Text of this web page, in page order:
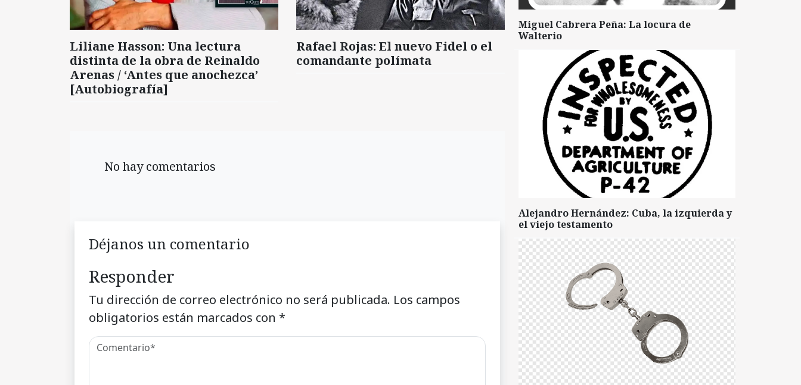
Liliane Hasson: Una lectura
distinta de la obra de Reinaldo
Arenas / ‘Antes que anochezca’
[Autobiografía]
Rafael Rojas: El nuevo Fidel o el
comandante polímata
No hay comentarios
Déjanos un comentario
Responder
Tu dirección de correo electrónico no será publicada. Los campos
obligatorios están marcados con *
Miguel Cabrera Peña: La locura de
Walterio
Alejandro Hernández: Cuba, la izquierda y
el viejo testamento